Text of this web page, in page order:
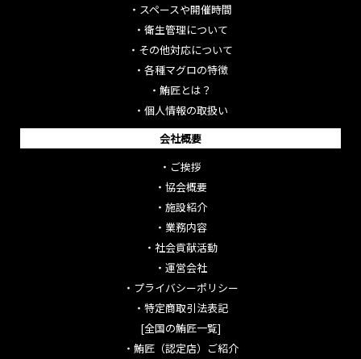
・ スペースや開催時間
・ 衛生管理について
・ その他対応について
・ 各種マグロの特徴
・ 鮪匠とは？
・ 個人情報の取扱い
会社概要
・ ご挨拶
・ 協会概要
・ 施設紹介
・ 業務内容
・ 社会貢献活動
・ 運営会社
・ プライバシーポリシー
・ 特定商取引法表記
[全国の鮪匠一覧]
・ 鮪匠（認定店）ご紹介